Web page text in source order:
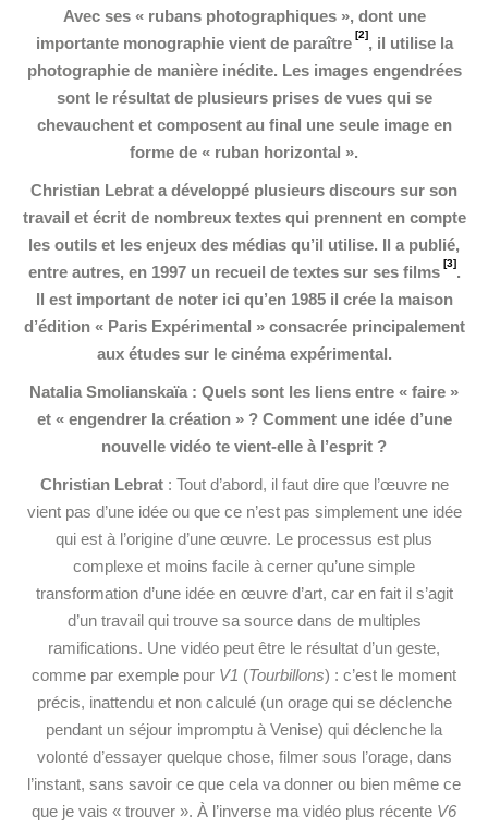
Avec ses « rubans photographiques », dont une
importante monographie vient de paraître [2], il utilise la
photographie de manière inédite. Les images engendrées
sont le résultat de plusieurs prises de vues qui se
chevauchent et composent au final une seule image en
forme de « ruban horizontal ».
Christian Lebrat a développé plusieurs discours sur son
travail et écrit de nombreuxtextes qui prennent en compte
les outils et les enjeux des médias qu’il utilise. Il a publié,
entre autres, en 1997 un recueil de textes sur ses films [3].
Il est important de noter ici qu’en 1985 il crée la maison
d’édition « Paris Expérimental » consacrée principalement
aux études sur le cinéma expérimental.
Natalia Smolianskaïa : Quels sont les liens entre « faire »
et « engendrer la création » ? Comment une idée d’une
nouvelle vidéo te vient-elle à l’esprit ?
Christian Lebrat: Tout d’abord, il faut dire que l’œuvre ne
vient pas d’une idée ou que ce n’est pas simplement une idée
qui est à l’origine d’une œuvre. Le processus est plus
complexe et moins facile à cerner qu’une simple
transformation d’une idée en œuvre d’art, car en fait il s’agit
d’un travail qui trouve sa source dans de multiples
ramifications. Une vidéo peut être le résultat d’un geste,
comme par exemple pour V1 (Tourbillons) : c’est le moment
précis, inattendu et non calculé (un orage qui se déclenche
pendant un séjour impromptu à Venise) qui déclenche la
volonté d’essayer quelque chose, filmer sous l’orage, dans
l’instant, sans savoir ce que cela va donner ou bien même ce
que je vais « trouver ». À l’inverse ma vidéo plus récente V6